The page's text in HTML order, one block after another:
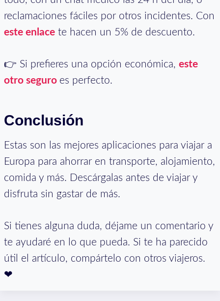
reclamaciones fáciles por otros incidentes. Con
este enlace te hacen un 5% de descuento.
👉 Si prefieres una opción económica, este
otro seguro es perfecto.
Conclusión
Estas son las mejores aplicaciones para viajar a
Europa para ahorrar en transporte, alojamiento,
comida y más. Descárgalas antes de viajar y
disfruta sin gastar de más.
Si tienes alguna duda, déjame un comentario y
te ayudaré en lo que pueda. Si te ha parecido
útil el artículo, compártelo con otros viajeros.
❤